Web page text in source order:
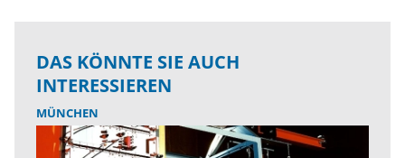
DAS KÖNNTE SIE AUCH
INTERESSIEREN
MÜNCHEN